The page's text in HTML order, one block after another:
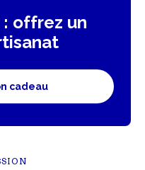
offrez un
cadeau